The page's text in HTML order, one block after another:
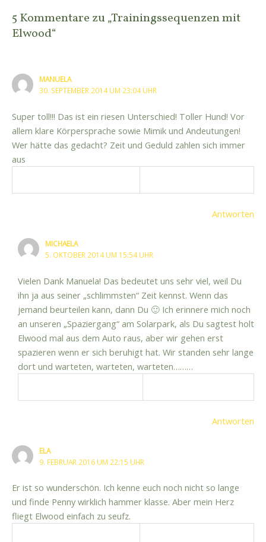
5 Kommentare zu „Trainingssequenzen mit
Elwood“
MANUELA
30. SEPTEMBER 2014 UM 23:04 UHR
Super toll!!! Das ist ein riesen Unterschied! Toller Hund! Vor
allem klare Körpersprache sowie Mimik und Andeutungen!
Wer hätte das gedacht? Zeit und Geduld zahlen sich immer
aus
Antworten
MICHAELA
5. OKTOBER 2014 UM 15:54 UHR
Vielen Dank Manuela! Das bedeutet uns sehr viel, weil Du
ihn ja aus seiner „schlimmsten“ Zeit kennst. Wenn das
jemand beurteilen kann, dann Du 🙂 Ich erinnere mich noch
an unseren „Spaziergang“ am Solarpark, als Du sagtest holt
Elwood mal aus dem Auto raus, aber wir gehen erst
spazieren wenn er sich beruhigt hat. Wir standen sehr lange
dort und warteten, warteten, warteten………
Antworten
ELA
9. FEBRUAR 2016 UM 22:15 UHR
Er ist so wunderschön. Ich kenne euch noch nicht so lange
und finde Penny wirklich hammer klasse. Aber mein Herz
fliegt Elwood einfach zu seufz.